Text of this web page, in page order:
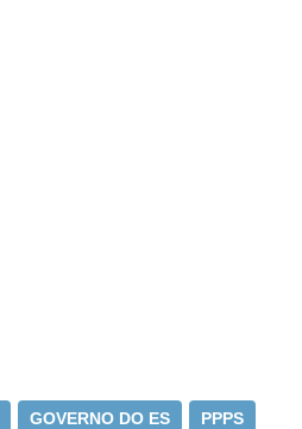
GOVERNO DO ES PPPS